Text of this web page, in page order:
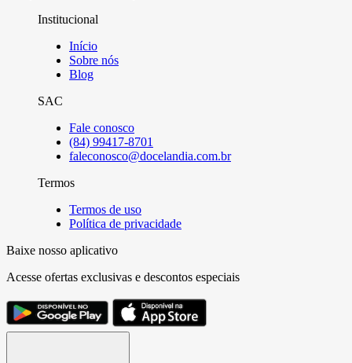
Institucional
Início
Sobre nós
Blog
SAC
Fale conosco
(84) 99417-8701
faleconosco@docelandia.com.br
Termos
Termos de uso
Política de privacidade
Baixe nosso aplicativo
Acesse ofertas exclusivas e descontos especiais